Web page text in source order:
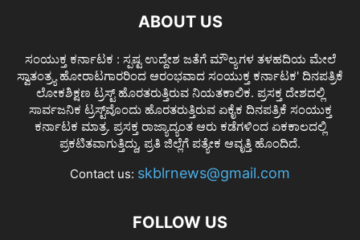
ABOUT US
ಸಂಯುಕ್ತ ಕರ್ನಾಟಕ : ಸ್ಪಷ್ಟ ಉದ್ದೇಶ ಜತೆಗೆ ಮೌಲ್ಯಗಳ ತಳಹದಿಯ ಮೇಲೆ
ಸ್ವಾತಂತ್ರ್ಯ ಹೋರಾಟಗಾರರಿಂದ ಆರಂಭವಾದ ಸಂಯುಕ್ತ ಕರ್ನಾಟಕ' ದಿನಪತ್ರಿಕೆ
ಲೋಕಶಿಕ್ಷಣ ಟ್ರಸ್ಟ್ ಹೊರತರುತ್ತಿರುವ ನಿಯತಕಾಲಿಕ. ಪ್ರಸಕ್ತ ದೇಶದಲ್ಲಿ
ಸಾರ್ವಜನಿಕ ಟ್ರಸ್ಟ್‌ವೊಂದು ಹೊರತರುತ್ತಿರುವ ಏಕೈಕ ದಿನಪತ್ರಿಕೆ ಸಂಯುಕ್ತ
ಕರ್ನಾಟಕ ಮಾತ್ರ. ಪ್ರಸಕ್ತ ರಾಜ್ಯಾದ್ಯಂತ ಆರು ಕಡೆಗಳಿಂದ ಏಕಕಾಲದಲ್ಲಿ
ಪ್ರಕಟಿತವಾಗುತ್ತಿದ್ದು, ಪ್ರತಿ ಜಿಲ್ಲೆಗೆ ಪತ್ಯೇಕ ಆವೃತ್ತಿ ಹೊಂದಿದೆ.
Contact us: skblrnews@gmail.com
FOLLOW US